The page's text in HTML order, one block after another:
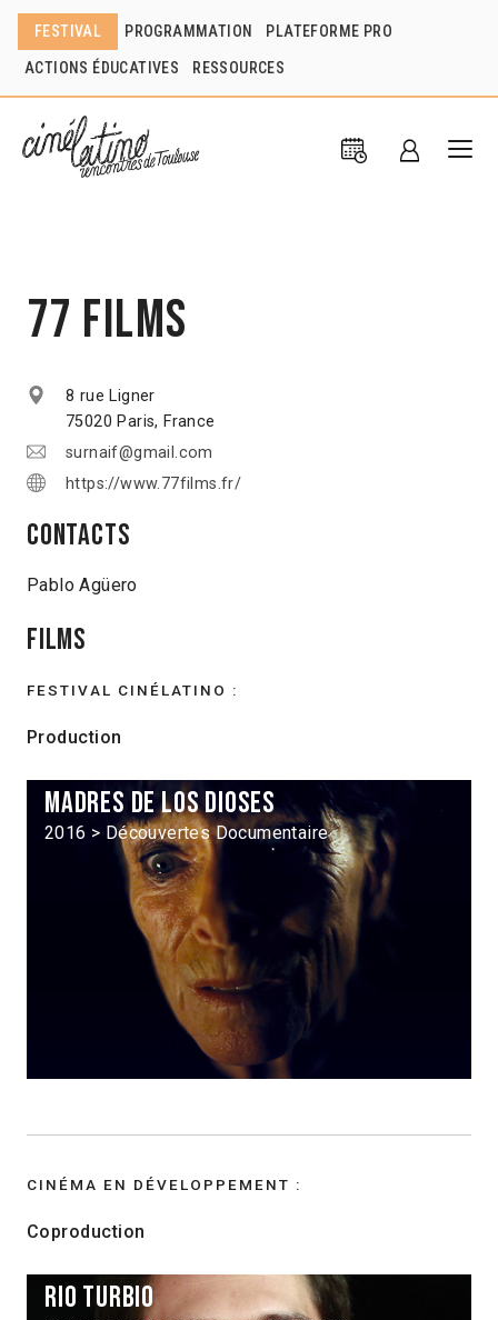
FESTIVAL PROGRAMMATION PLATEFORME PRO
ACTIONS ÉDUCATIVES RESSOURCES
77 Films
8 rue Ligner
75020 Paris, France
surnaif@gmail.com
https://www.77films.fr/
Contacts
Pablo Agüero
Films
FESTIVAL CINÉLATINO :
Production
Madres de los dioses
2016 > Découvertes Documentaire
CINÉMA EN DÉVELOPPEMENT :
Coproduction
Rio Turbio